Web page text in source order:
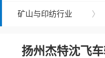
矿山与印纺行业 〉
扬州杰特沈飞